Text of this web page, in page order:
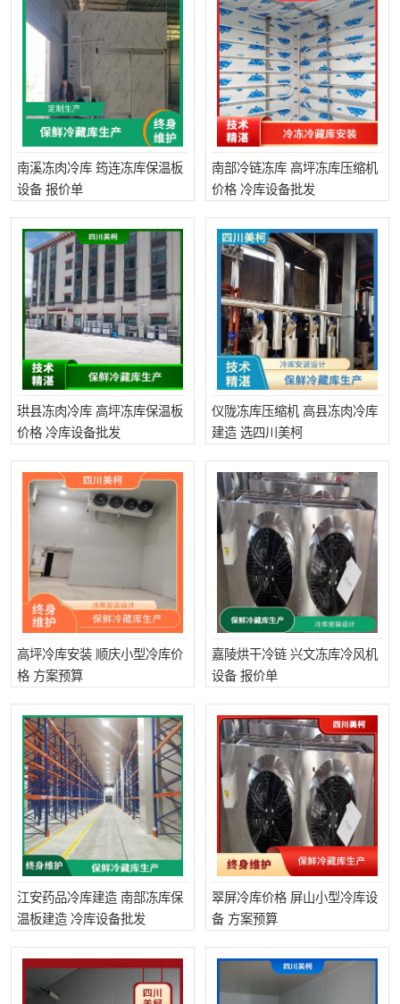
南溪冻肉冷库 筠连冻库保温板
设备 报价单
南部冷链冻库 高坪冻库压缩机
价格 冷库设备批发
珙县冻肉冷库 高坪冻库保温板
价格 冷库设备批发
仪陇冻库压缩机 高县冻肉冷库
建造 选四川美柯
高坪冷库安装 顺庆小型冷库价
格 方案预算
嘉陵烘干冷链 兴文冻库冷风机
设备 报价单
江安药品冷库建造 南部冻库保
温板建造 冷库设备批发
翠屏冷库价格 屏山小型冷库设
备 方案预算